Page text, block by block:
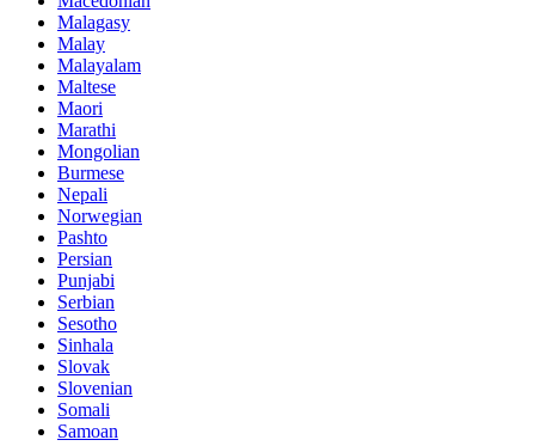
Malagasy
Malay
Malayalam
Maltese
Maori
Marathi
Mongolian
Burmese
Nepali
Norwegian
Pashto
Persian
Punjabi
Serbian
Sesotho
Sinhala
Slovak
Slovenian
Somali
Samoan